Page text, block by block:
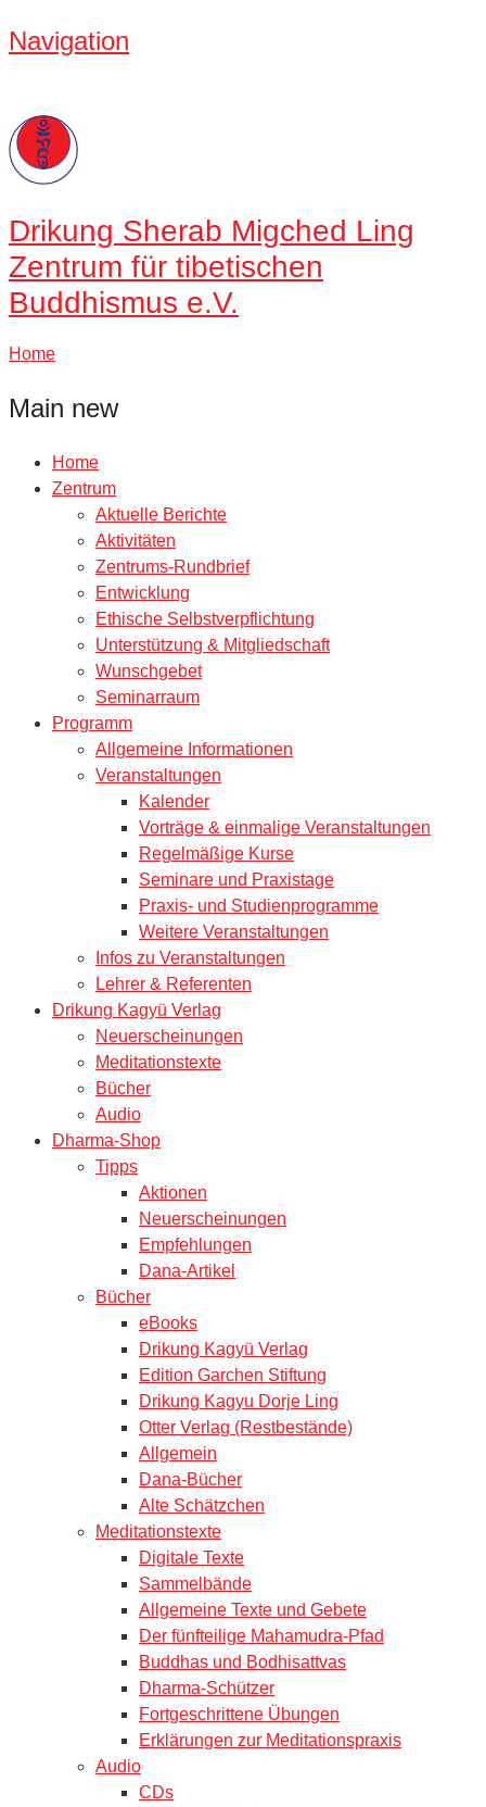
Navigation
Drikung Sherab Migched Ling
Zentrum für tibetischen
Buddhismus e.V.
Home
Main new
Home
Zentrum
Aktuelle Berichte
Aktivitäten
Zentrums-Rundbrief
Entwicklung
Ethische Selbstverpflichtung
Unterstützung & Mitgliedschaft
Wunschgebet
Seminarraum
Programm
Allgemeine Informationen
Veranstaltungen
Kalender
Vorträge & einmalige Veranstaltungen
Regelmäßige Kurse
Seminare und Praxistage
Praxis- und Studienprogramme
Weitere Veranstaltungen
Infos zu Veranstaltungen
Lehrer & Referenten
Drikung Kagyü Verlag
Neuerscheinungen
Meditationstexte
Bücher
Audio
Dharma-Shop
Tipps
Aktionen
Neuerscheinungen
Empfehlungen
Dana-Artikel
Bücher
eBooks
Drikung Kagyü Verlag
Edition Garchen Stiftung
Drikung Kagyu Dorje Ling
Otter Verlag (Restbestände)
Allgemein
Dana-Bücher
Alte Schätzchen
Meditationstexte
Digitale Texte
Sammelbände
Allgemeine Texte und Gebete
Der fünfteilige Mahamudra-Pfad
Buddhas und Bodhisattvas
Dharma-Schützer
Fortgeschrittene Übungen
Erklärungen zur Meditationspraxis
Audio
CDs